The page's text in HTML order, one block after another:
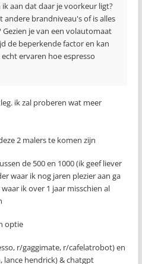
aan dat daar je voorkeur ligt?
andere brandniveau's of is alles
je van een volautomaat
de beperkende factor en kan
ervaren hoe espresso
ik zal proberen wat meer
2 malers te komen zijn
de 500 en 1000 (ik geef liever
waar ik nog jaren plezier aan ga
ik over 1 jaar misschien al
optie
r/gaggimate, r/cafelatrobot) en
hendrick) & chatgpt